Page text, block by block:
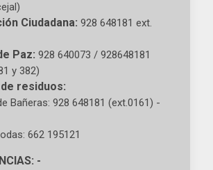
Ciudadana: 928 648181 ext.
Paz: 928 640073 / 928648181
y 382)
residuos:
Bañeras: 928 648181 (ext.0161) -
662 195121
-